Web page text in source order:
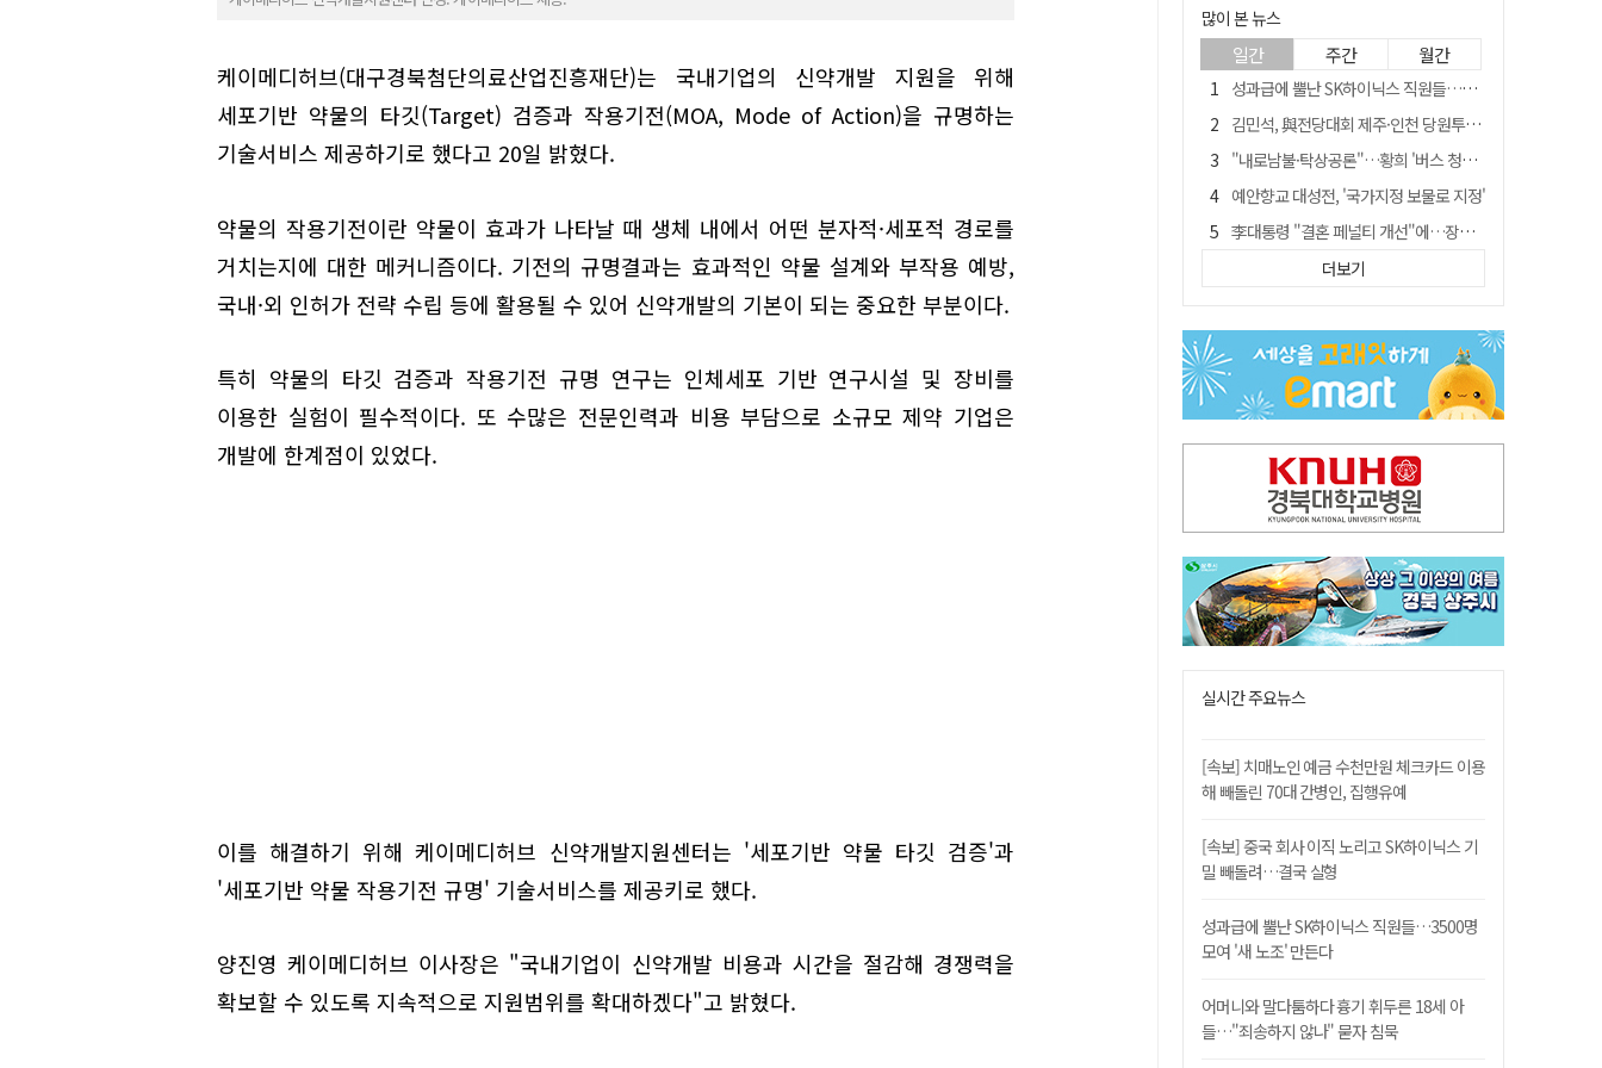
케이메디허브(대구경북첨단의료산업진흥재단)는 국내기업의 신약개발 지원을 위해
세포기반 약물의 타깃(Target) 검증과 작용기전(MOA, Mode of Action)을 규명하는
기술서비스 제공하기로 했다고 20일 밝혔다.
약물의 작용기전이란 약물이 효과가 나타날 때 생체 내에서 어떤 분자적·세포적 경로를
거치는지에 대한 메커니즘이다. 기전의 규명결과는 효과적인 약물 설계와 부작용 예방,
국내·외 인허가 전략 수립 등에 활용될 수 있어 신약개발의 기본이 되는 중요한 부분이다.
특히 약물의 타깃 검증과 작용기전 규명 연구는 인체세포 기반 연구시설 및 장비를
이용한 실험이 필수적이다. 또 수많은 전문인력과 비용 부담으로 소규모 제약 기업은
개발에 한계점이 있었다.
이를 해결하기 위해 케이메디허브 신약개발지원센터는 '세포기반 약물 타깃 검증'과
'세포기반 약물 작용기전 규명' 기술서비스를 제공키로 했다.
양진영 케이메디허브 이사장은 "국내기업이 신약개발 비용과 시간을 절감해 경쟁력을
확보할 수 있도록 지속적으로 지원범위를 확대하겠다"고 밝혔다.
많이 본 뉴스
일간 주간 월간
성과급에 뿔난 SK하이닉스 직원들…3500명 모여 '새 노조' 만든다
김민석, 與전당대회 제주·인천 당원투표서 승리…누적 득표는 '초박빙'
"내로남불·탁상공론"…황희 '버스 청년주택' 제안에 與 내부서도 쓴소리
예안향교 대성전, '국가지정 보물로 지정'
李대통령 "결혼 페널티 개선"에…장동혁 "그 페널티 만든 게 이 정권"
블룸버그 "SK하이닉스, 中 패키징공장 지분매각 등 검토"
트럼프 만난 손현보 목사…"현재 자유대한민국 여러 면에서 어려움"
"아버지 외출한 사이"…흉기로 40대母 살해한 고교 자퇴생, 구속 기로에
서울 면목동서 60대 남성 2명 흉기에 숨져…지인 관계로 추정
더보기
실시간 주요뉴스
[속보] 치매노인 예금 수천만원 체크카드 이용
해 빼돌린 70대 간병인, 집행유예
[속보] 중국 회사 이직 노리고 SK하이닉스 기
밀 빼돌려…결국 실형
성과급에 뿔난 SK하이닉스 직원들…3500명
모여 '새 노조' 만든다
어머니와 말다툼하다 흉기 휘두른 18세 아
들…"죄송하지 않나" 묻자 침묵